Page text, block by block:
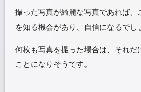
撮った写真が綺麗な写真であれば、
を知る機会があり、自信になるでし
何枚も写真を撮った場合は、それだ
ことになりそうです。